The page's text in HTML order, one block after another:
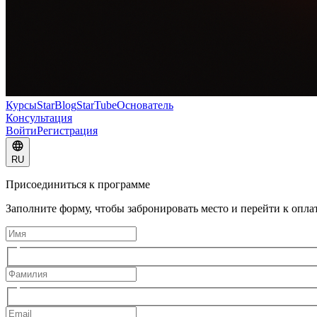
КурсыStarBlogStarTubeОснователь
Консультация
ВойтиРегистрация
RU
Присоединиться к программе
Заполните форму, чтобы забронировать место и перейти к